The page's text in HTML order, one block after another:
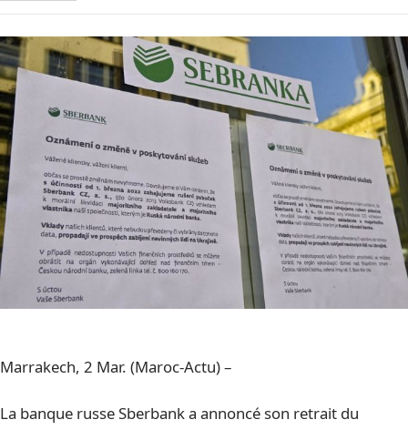
Marrakech, 2 Mar. (Maroc-Actu) –
La banque russe Sberbank a annoncé son retrait du